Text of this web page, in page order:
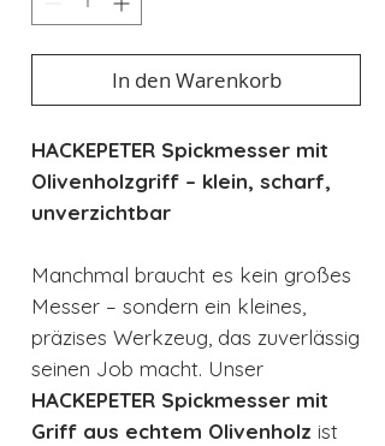
In den Warenkorb
HACKEPETER Spickmesser mit
Olivenholzgriff – klein, scharf,
unverzichtbar
Manchmal braucht es kein großes
Messer – sondern ein kleines,
präzises Werkzeug, das zuverlässig
seinen Job macht. Unser
HACKEPETER Spickmesser mit
Griff aus echtem Olivenholz ist